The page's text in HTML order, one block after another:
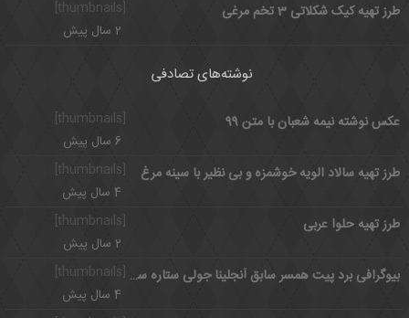
طرز تهیه کیک شکلاتی 3 تخم مرغی
2 سال پیش
نوشته‌های تصادفی
[thumbnails] عکس نوشته نیمه شعبان با متن 99
6 سال پیش
طرز تهیه سالاد الویه خوشمزه و بی نظیر با سینه مرغ
4 سال پیش
[thumbnails]
طرز تهیه حلوا عربی
2 سال پیش
بیوگرافی برد پیت همسر سابق آنجلینا جولی ستاره سینمای امریکا
4 سال پیش